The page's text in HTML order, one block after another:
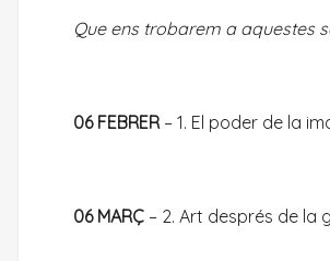
Que ens trobarem a aquestes
06 FEBRER – 1. El poder de la
06 MARÇ – 2. Art després de la